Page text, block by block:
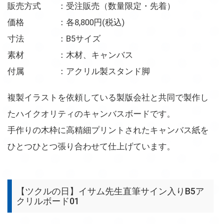
販売方式 ：受注販売（数量限定・先着）
価格 ：各8,800円(税込)
寸法 ：B5サイズ
素材 ：木材、キャンバス
付属 ：アクリル製スタンド脚
複製イラストを依頼している製版会社と共同で製作し
たハイクオリティのキャンバスボードです。
手作りの木枠に高精細プリントされたキャンバス紙を
ひとつひとつ張り合わせて仕上げています。
【ツクルの日】イサム先生直筆サイン入りB5ア
クリルボード01